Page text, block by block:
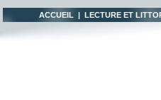
ACCUEIL |LECTURE ET